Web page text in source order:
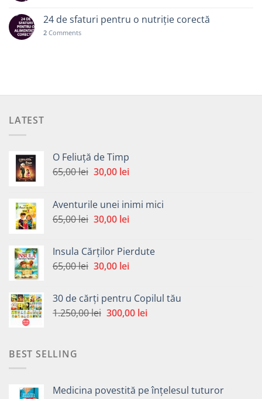
24 de sfaturi pentru o nutriție corectă
2 Comments
LATEST
O Feliuță de Timp
65,00lei Prețul
fost:
65,00 lei.
30,00 leiPrețul
30,00 lei.
Aventurile unei inimi mici
65,00lei Prețul
fost:
65,00 lei.
30,00 leiPrețul
30,00 lei.
Insula Cărților Pierdute
65,00lei Prețul
fost:
65,00 lei.
30,00 leiPrețul
30,00 lei.
30 de cărți pentru Copilul tău
1.250,00lei Prețul
300,00 leiPrețul
BEST SELLING
Medicina povestită pe înțelesul tuturor